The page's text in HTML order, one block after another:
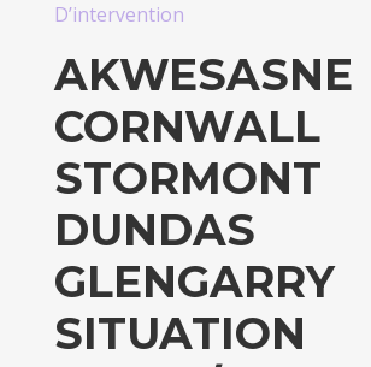
D’intervention
AKWESASNE
CORNWALL
STORMONT
DUNDAS
GLENGARRY
SITUATION